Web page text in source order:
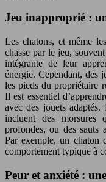
Jeu inapproprié :
Les chatons, et même
chasse par le jeu,
intégrante de leur
énergie. Cependant, des
les pieds du propriétaire
Il est essentiel
avec des jouets
incluent des morsures
profondes, ou des sauts
Par exemple, un chaton
comportement typique à
Peur et anxiété :